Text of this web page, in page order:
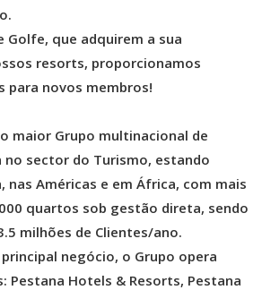
Golfe, que adquirem a sua
resorts, proporcionamos
para novos membros!
maior Grupo multinacional de
sector do Turismo, estando
nas Américas e em África, com mais
quartos sob gestão direta, sendo
milhões de Clientes/ano.
negócio, o Grupo opera
Pestana Hotels & Resorts, Pestana